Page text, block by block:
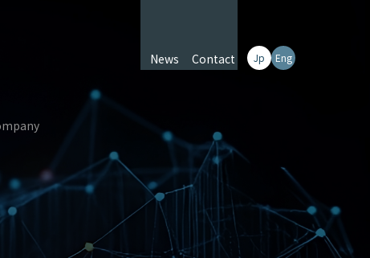
News Contact Jp Eng